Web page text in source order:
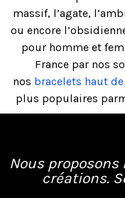
massif, l’agate,
ou encore
pour homme et
France par nos
nos bracelets haut
plus populaires
Nous
créations.